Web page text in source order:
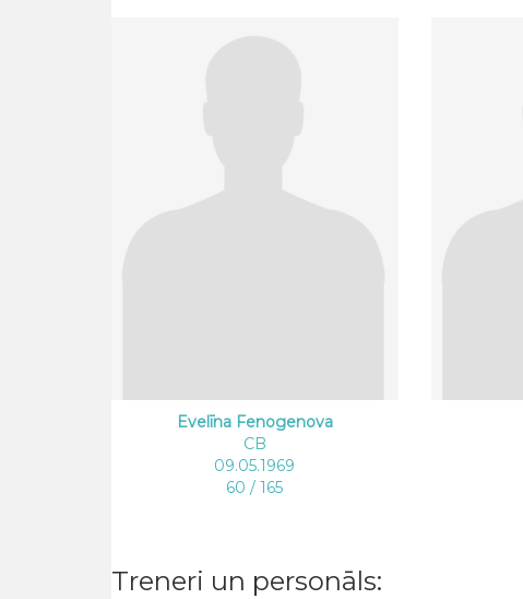
Evelīna Fenogenova
CB
09.05.1969
60 / 165
Treneri un personāls: